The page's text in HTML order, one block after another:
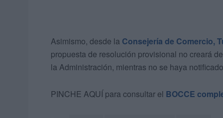
Asimismo, desde la Consejería de Comercio,
propuesta de resolución provisional no creará
la Administración, mientras no se haya
PINCHE AQUÍ para consultar el BOCCE